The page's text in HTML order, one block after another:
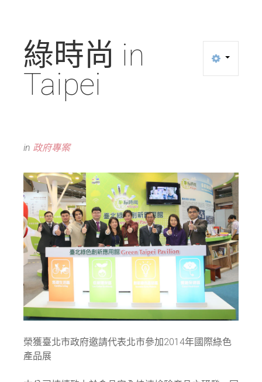
綠時尚 in
Taipei
in 政府專案
榮獲臺北市政府邀請代表北市參加2014年國際綠色
產品展